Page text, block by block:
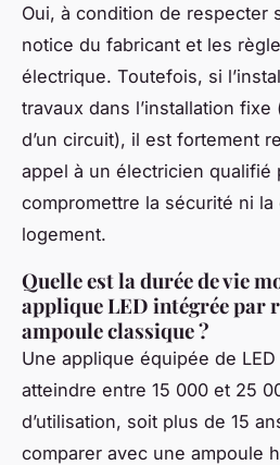
Oui, à condition de respecter
notice du fabricant et les
électrique. Toutefois, si
travaux dans l’installation
d’un circuit), il est fortement
appel à un électricien qualifié
compromettre la sécurité ni
logement.
Quelle est la durée de vie
applique LED intégrée par
ampoule classique ?
Une applique équipée de
atteindre entre 15 000 et 25
d’utilisation, soit plus de 15
comparer avec une ampoule